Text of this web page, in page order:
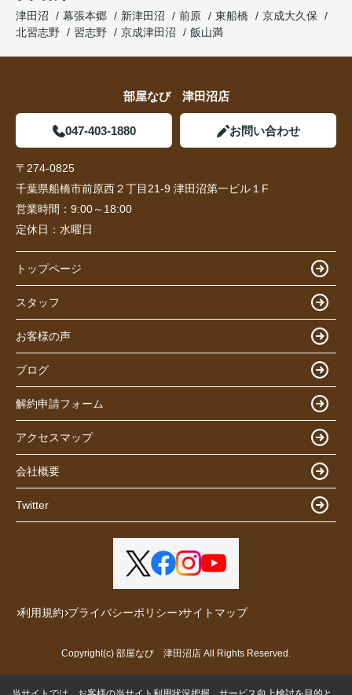
津田沼
幕張本郷 新津田沼 前原 東船橋
京成大久保
北習志野
習志野 京成津田沼 飯山満
部屋なび 津田沼店
047-403-1880 お問い合わせ
〒274-0825
千葉県船橋市前原西２丁目21-9 津田沼第一ビル１F
営業時間： 9:00～18:00
定休日： 水曜日
トップページ
スタッフ
お客様の声
ブログ
解約申請フォーム
アクセスマップ
会社概要
Twitter
利用規約 プライバシーポリシー サイトマップ
Copyright(c) 部屋なび 津田沼店 All Rights Reserved.